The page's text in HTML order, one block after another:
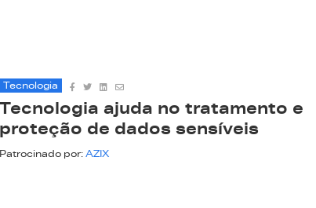
Tecnologia
Tecnologia ajuda no tratamento e
proteção de dados sensíveis
Patrocinado por: AZIX